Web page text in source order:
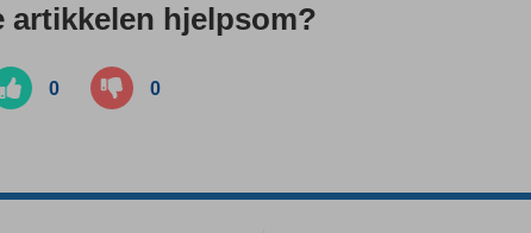
artikkelen hjelpsom?
0 0